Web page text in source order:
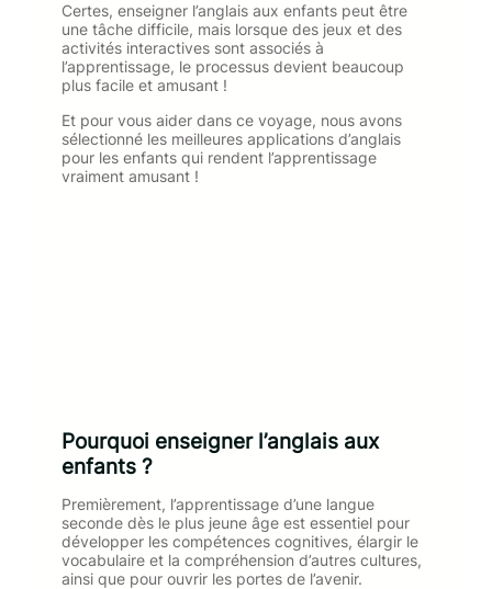
Certes, enseigner l’anglais aux enfants peut être
une tâche difficile, mais lorsque des jeux et des
activités interactives sont associés à
l’apprentissage, le processus devient beaucoup
plus facile et amusant !
Et pour vous aider dans ce voyage, nous avons
sélectionné les meilleures applications d’anglais
pour les enfants qui rendent l’apprentissage
vraiment amusant !
Pourquoi enseigner l’anglais aux
enfants ?
Premièrement, l’apprentissage d’une langue
seconde dès le plus jeune âge est essentiel pour
développer les compétences cognitives, élargir le
vocabulaire et la compréhension d’autres cultures,
ainsi que pour ouvrir les portes de l’avenir.